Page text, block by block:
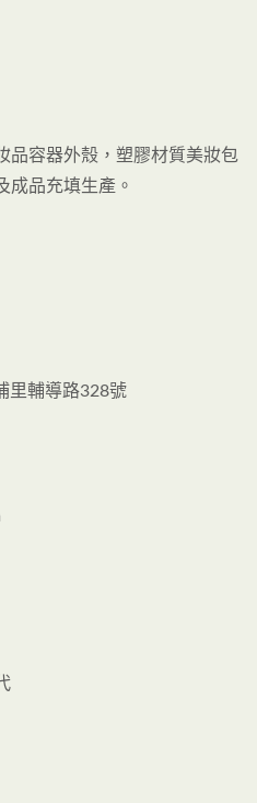
品容器外殼，塑膠材質美妝包
成品充填生產。
里輔導路328號